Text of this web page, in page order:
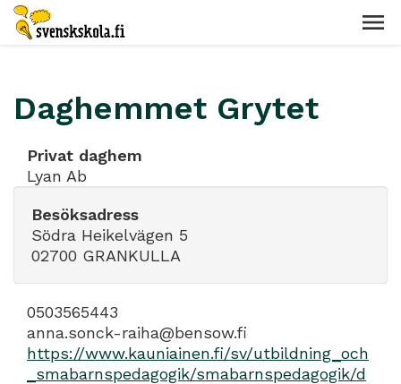
Daghemmet Grytet
Privat daghem
Lyan Ab
Besöksadress
Södra Heikelvägen 5
02700 GRANKULLA
0503565443
anna.sonck-raiha@bensow.fi
https://www.kauniainen.fi/sv/utbildning_och
_smabarnspedagogik/smabarnspedagogik/d